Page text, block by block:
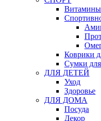
Коврики
Сумки
ДЛЯ ДЕТЕЙ
Уход
Здоровье
ДЛЯ ДОМА
Посуда
Декор